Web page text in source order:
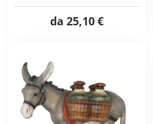
da 25,10 €